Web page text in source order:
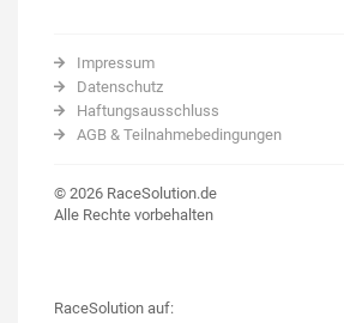
Impressum
Datenschutz
Haftungsausschluss
AGB & Teilnahmebedingungen
© 2026 RaceSolution.de
Alle Rechte vorbehalten
RaceSolution auf: